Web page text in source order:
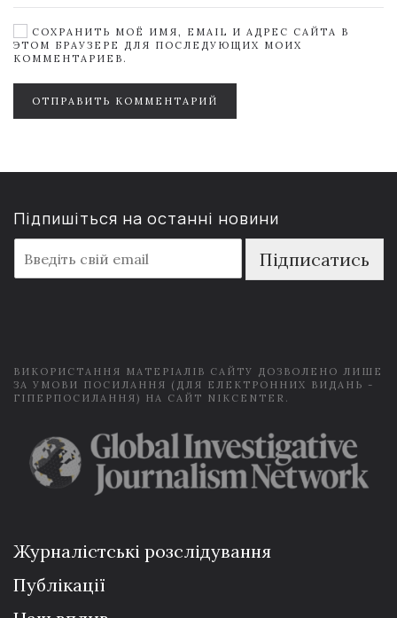
СОХРАНИТЬ МОЁ ИМЯ, EMAIL И АДРЕС САЙТА В
ЭТОМ БРАУЗЕРЕ ДЛЯ ПОСЛЕДУЮЩИХ МОИХ
КОММЕНТАРИЕВ.
ОТПРАВИТЬ КОММЕНТАРИЙ
Підпишіться на останні новини
m
a
Підписатись
ВИКОРИСТАННЯ МАТЕРІАЛІВ САЙТУ ДОЗВОЛЕНО ЛИШЕ
ЗА УМОВИ ПОСИЛАННЯ (ДЛЯ ЕЛЕКТРОННИХ ВИДАНЬ -
ГІПЕРПОСИЛАННЯ) НА САЙТ NIKCENTER.
Журналістські розслідування
Публікації